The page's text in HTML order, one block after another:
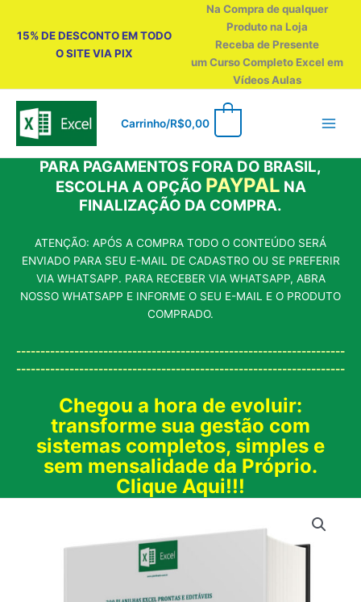
15% DE DESCONTO EM TODO
O SITE VIA PIX
Na Compra de qualquer
Produto na Loja
Receba de Presente
um Curso Completo Excel em
Vídeos Aulas
Carrinho/R$0,00
PARA PAGAMENTOS FORA DO BRASIL,
ESCOLHA A OPÇÃO PAYPAL NA
FINALIZAÇÃO DA COMPRA.
ATENÇÃO: APÓS A COMPRA TODO O CONTEÚDO SERÁ
ENVIADO PARA SEU E-MAIL DE CADASTRO OU SE PREFERIR
VIA WHATSAPP. PARA RECEBER VIA WHATSAPP, ABRA
NOSSO WHATSAPP E INFORME O SEU E-MAIL E O PRODUTO
COMPRADO.
--------------------------------------------------------------------
--------------------------------------------------------------------
Chegou a hora de evoluir:
transforme sua gestão com
sistemas completos, simples e
sem mensalidade da Próprio.
Clique Aqui!!!